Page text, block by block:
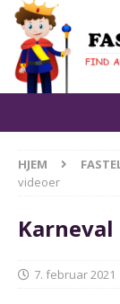
HJEM
videoer
7. februar 2021